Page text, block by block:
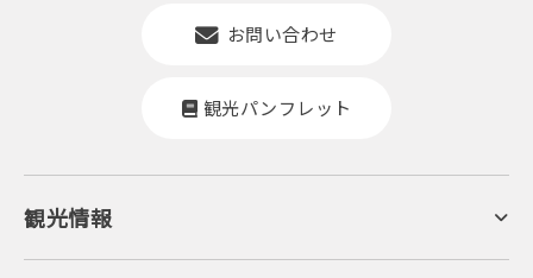
焼き［一例］
お問い合わせ
観光パンフレット
観光情報
京丹後について
ジオパークの絶景